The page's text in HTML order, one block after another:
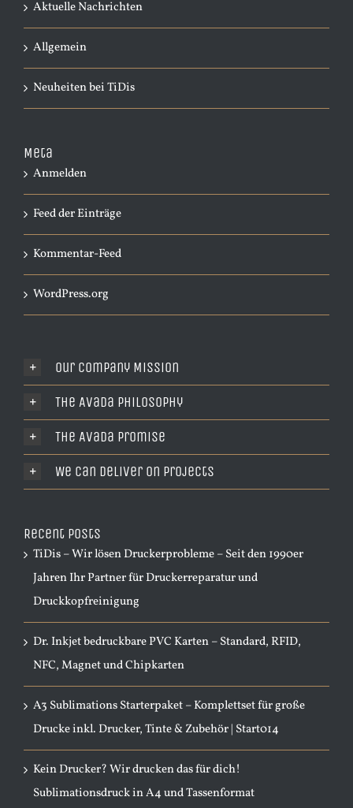
Aktuelle Nachrichten
Allgemein
Neuheiten bei TiDis
Meta
Anmelden
Feed der Einträge
Kommentar-Feed
WordPress.org
Our Company Mission
The Avada Philosophy
The Avada Promise
We Can Deliver On Projects
Recent Posts
TiDis – Wir lösen Druckerprobleme – Seit den 1990er
Jahren Ihr Partner für Druckerreparatur und
Druckkopfreinigung
Dr. Inkjet bedruckbare PVC Karten – Standard, RFID,
NFC, Magnet und Chipkarten
A3 Sublimations Starterpaket – Komplettset für große
Drucke inkl. Drucker, Tinte & Zubehör | Start014
Kein Drucker? Wir drucken das für dich!
Sublimationsdruck in A4 und Tassenformat